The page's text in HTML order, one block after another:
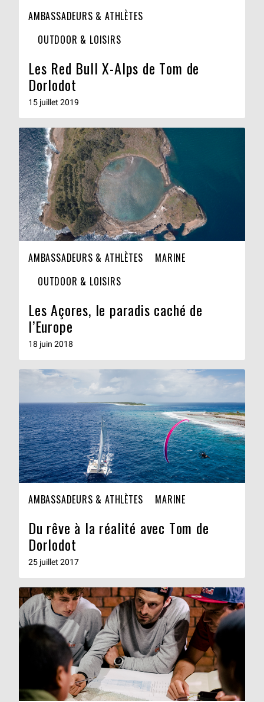
AMBASSADEURS & ATHLÈTES
OUTDOOR & LOISIRS
Les Red Bull X-Alps de Tom de
Dorlodot
15 juillet 2019
AMBASSADEURS & ATHLÈTES
MARINE
OUTDOOR & LOISIRS
Les Açores, le paradis caché de
l’Europe
18 juin 2018
AMBASSADEURS & ATHLÈTES MARINE
Du rêve à la réalité avec Tom de
Dorlodot
25 juillet 2017